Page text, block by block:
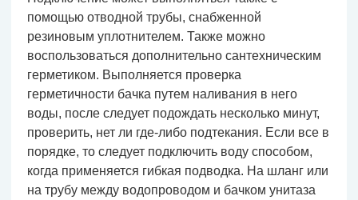
помощью отводной трубы, снабженной
резиновым уплотнителем. Также можно
воспользоваться дополнительно сантехническим
герметиком. Выполняется проверка
герметичности бачка путем наливания в него
воды, после следует подождать несколько минут,
проверить, нет ли где-либо подтекания. Если все в
порядке, то следует подключить воду способом,
когда применяется гибкая подводка. На шланг или
на трубу между водопроводом и бачком унитаза